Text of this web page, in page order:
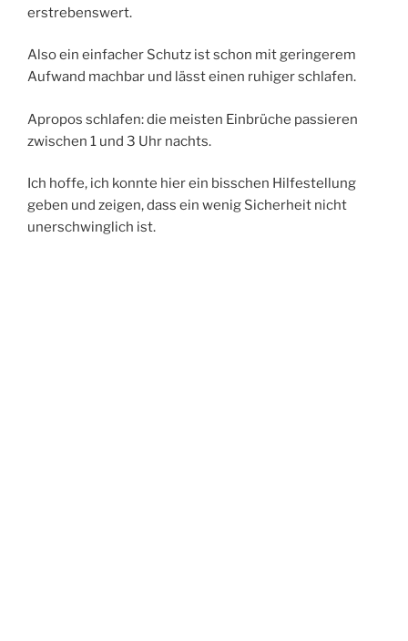
erstrebenswert.
Also ein einfacher Schutz ist schon mit geringerem
Aufwand machbar und lässt einen ruhiger schlafen.
Apropos schlafen: die meisten Einbrüche passieren
zwischen 1 und 3 Uhr nachts.
Ich hoffe, ich konnte hier ein bisschen Hilfestellung
geben und zeigen, dass ein wenig Sicherheit nicht
unerschwinglich ist.